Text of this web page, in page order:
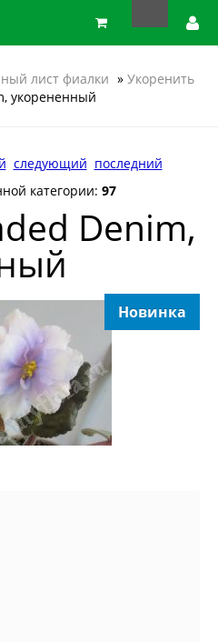
лист фиалки » Укоренить
укорененный
следующий последний
категории: 97
Denim,
Новинка